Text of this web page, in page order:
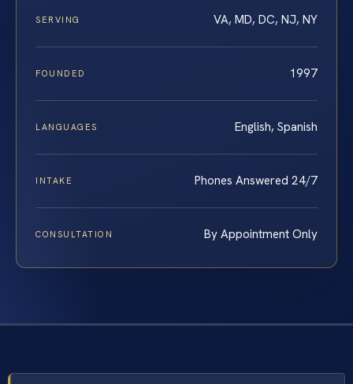
SERVING VA, MD, DC, NJ, NY
FOUNDED 1997
LANGUAGES English, Spanish
INTAKE Phones Answered 24/7
CONSULTATION By Appointment Only